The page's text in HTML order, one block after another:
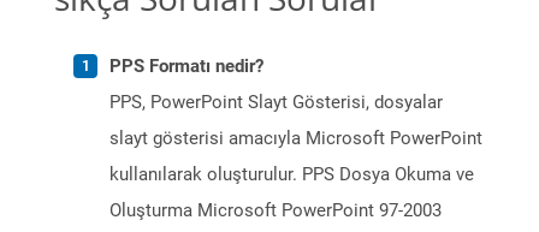
PPS Formatı nedir?
PPS, PowerPoint Slayt Gösterisi, dosyalar
slayt gösterisi amacıyla Microsoft PowerPoint
kullanılarak oluşturulur. PPS Dosya Okuma ve
Oluşturma Microsoft PowerPoint 97-2003